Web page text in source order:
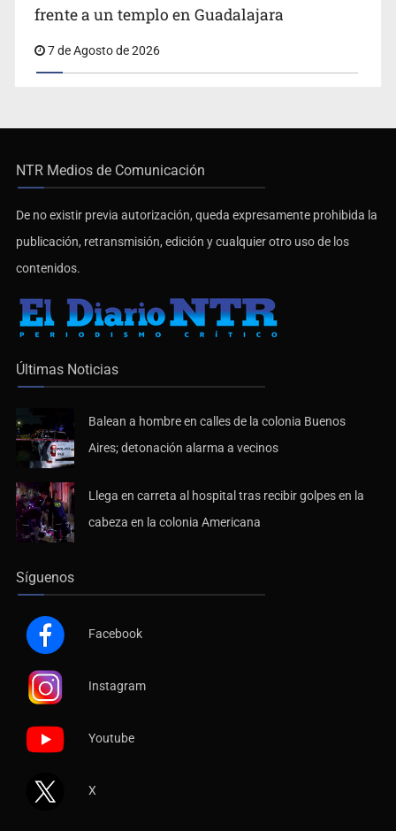
frente a un templo en Guadalajara
7 de Agosto de 2026
NTR Medios de Comunicación
De no existir previa autorización, queda expresamente prohibida la
publicación, retransmisión, edición y cualquier otro uso de los
contenidos.
Últimas Noticias
Balean a hombre en calles de la colonia Buenos
Aires; detonación alarma a vecinos
Llega en carreta al hospital tras recibir golpes en la
cabeza en la colonia Americana
Síguenos
Facebook
Instagram
Youtube
X